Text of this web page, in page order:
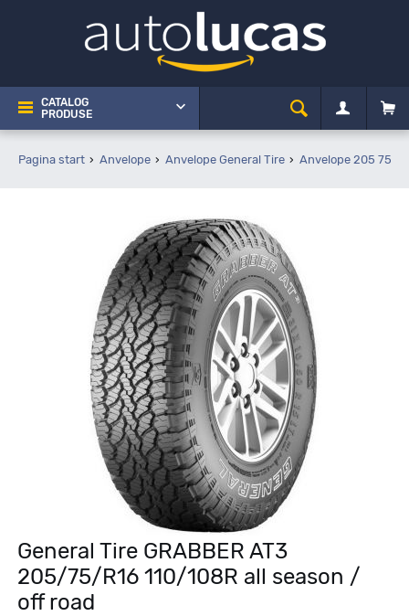
CATALOG
PRODUSE
Pagina start Anvelope Anvelope General Tire Anvelope 205 75
General Tire GRABBER AT3
205/75/R16 110/108R all season /
off road